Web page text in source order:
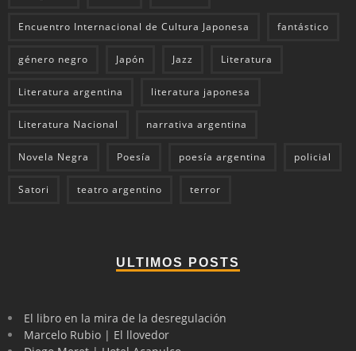
Encuentro Internacional de Cultura Japonesa fantástico
género negro Japón Jazz Literatura
Literatura argentina literatura japonesa
Literatura Nacional narrativa argentina
Novela Negra Poesía poesía argentina policial
Satori teatro argentino terror
ULTIMOS POSTS
El libro en la mira de la desregulación
Marcelo Rubio | El llovedor